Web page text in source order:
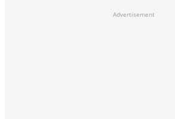
Advertisement